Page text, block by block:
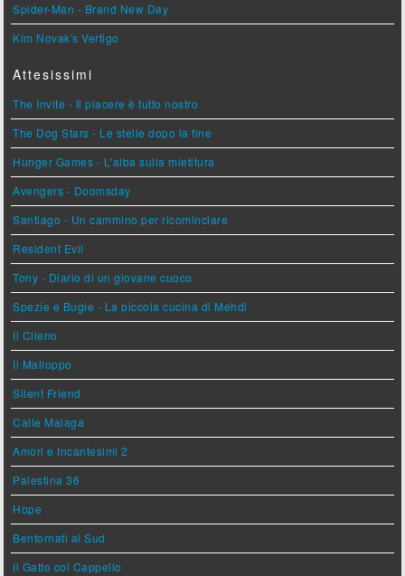
Spider-Man - Brand New Day
Kim Novak's Vertigo
Attesissimi
The Invite - Il piacere è tutto nostro
The Dog Stars - Le stelle dopo la fine
Hunger Games - L'alba sulla mietitura
Avengers - Doomsday
Santiago - Un cammino per ricominciare
Resident Evil
Tony - Diario di un giovane cuoco
Spezie e Bugie - La piccola cucina di Mehdi
Il Cileno
Il Malloppo
Silent Friend
Calle Malaga
Amori e Incantesimi 2
Palestina 36
Hope
Bentornati al Sud
Il Gatto col Cappello